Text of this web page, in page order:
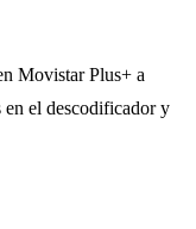
Movistar Plus+ a
el descodificador y